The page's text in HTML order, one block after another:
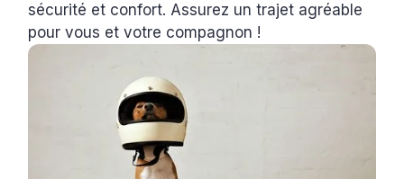
sécurité et confort. Assurez un trajet agréable
pour vous et votre compagnon !